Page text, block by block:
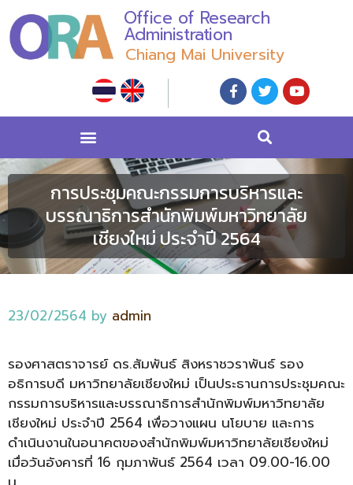
Office of Research
Administration
Chiang Mai University
การประชุมคณะกรรมการบริหารและ
บรรณาธิการสำนักพิมพ์มหาวิทยาลัย
เชียงใหม่ ประจำปี 2564
23/02/2564 by admin
รองศาสตราจารย์ ดร.สัมพันธ์ สิงหราชวราพันธ์ รอง
อธิการบดี มหาวิทยาลัยเชียงใหม่ เป็นประธานการประชุมคณะ
กรรมการบริหารและบรรณาธิการสำนักพิมพ์มหาวิทยาลัย
เชียงใหม่ ประจำปี 2564 เพื่อวางแผน นโยบาย และการ
ดำเนินงานในอนาคตของสำนักพิมพ์มหาวิทยาลัยเชียงใหม่
เมื่อวันอังคารที่ 16 กุมภาพันธ์ 2564 เวลา 09.00-16.00